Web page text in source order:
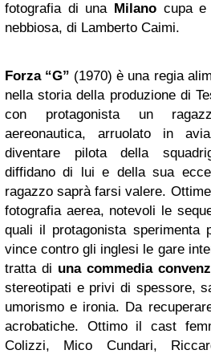
fotografia di una Milanocupa e
nebbiosa, di Lamberto Caimi.
Forza “G” (1970) è una regia
nella storia della produzione di
con protagonista un
aereonautica, arruolato in
diventare pilota della
diffidano di lui e della sua
ragazzo saprà farsi valere.
fotografia aerea, notevoli le
quali il protagonista sperimenta
vince contro gli inglesi le gare
tratta di una commedia
stereotipati e privi di spessore,
umorismo e ironia. Da
acrobatiche. Ottimo il cast
Colizzi, Mico Cundari,